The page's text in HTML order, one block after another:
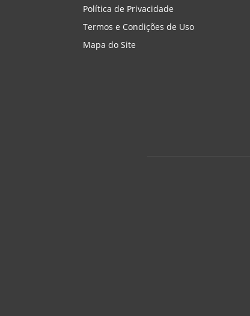
Política de Privacidade
Termos e Condições de Uso
Mapa do Site